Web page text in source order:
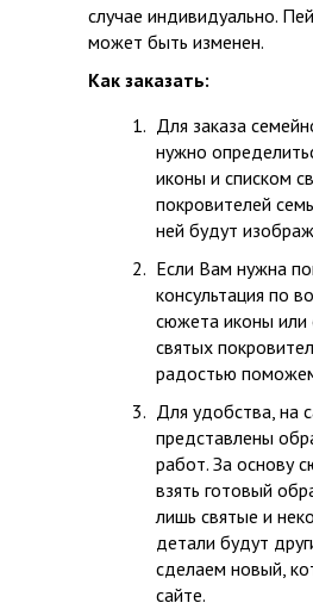
случае индивидуально.
может быть изменен.
Как заказать:
Для заказа
нужно
иконы и списком
покровителей
ней будут
Если Вам нужна
консультация по
сюжета иконы или
святых
радостью
Для удобства, на
представлены
работ. За основу
взять готовый
лишь святые и
детали будут
сделаем новый,
сайте.